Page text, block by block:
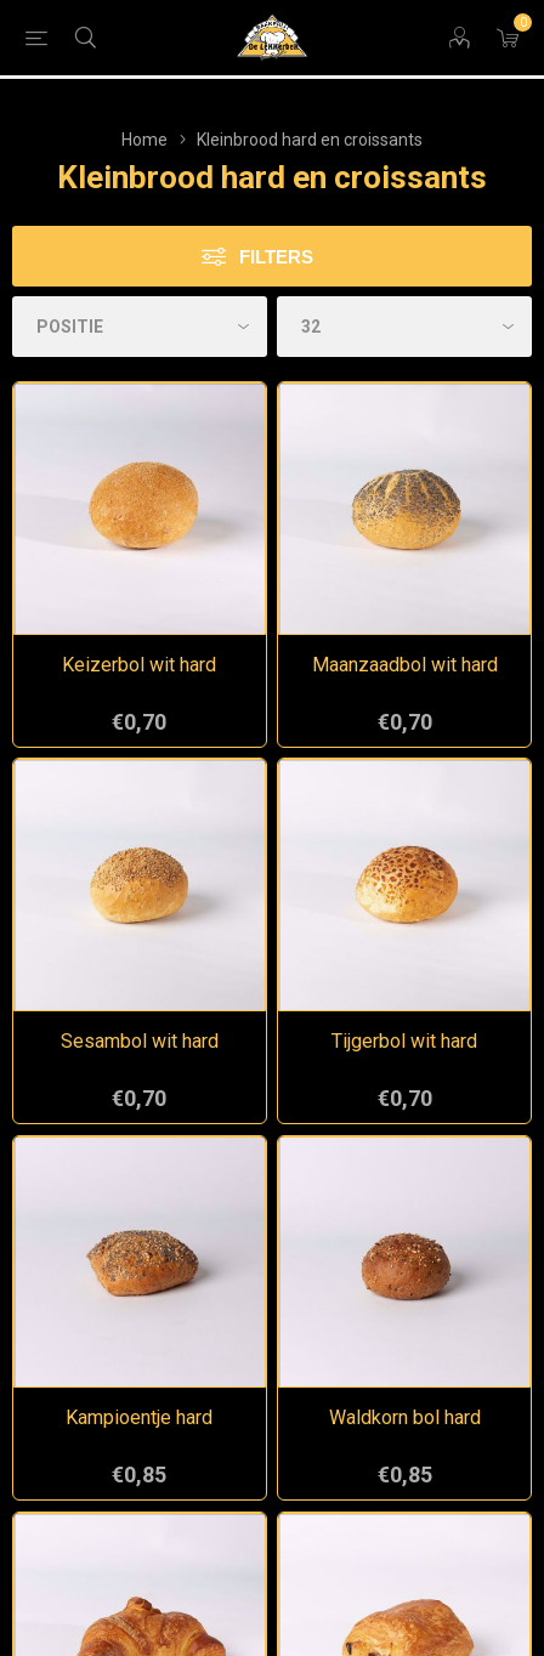
0
Home Kleinbrood hard en croissants
Kleinbrood hard en croissants
FILTERS
Keizerbol wit hard
€0,70
Maanzaadbol wit hard
€0,70
Sesambol wit hard
€0,70
Tijgerbol wit hard
€0,70
Kampioentje hard
€0,85
Waldkorn bol hard
€0,85